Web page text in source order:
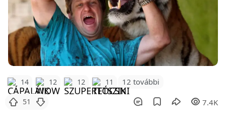
14 12 12 11 12 további
51 7.4K